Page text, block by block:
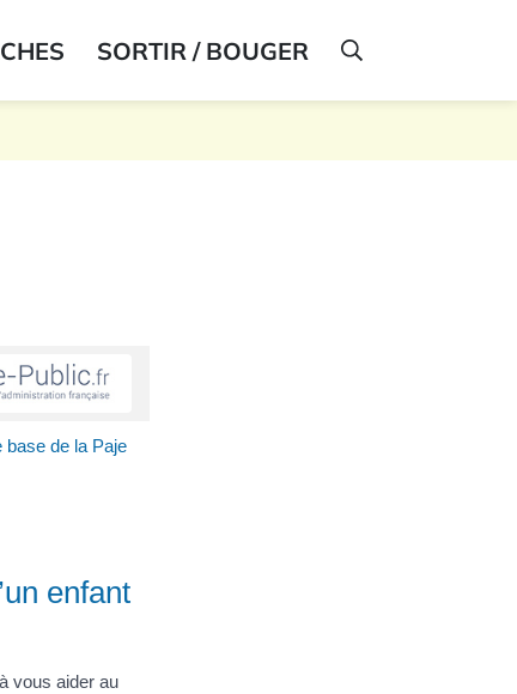
SORTIR / BOUGER AFFICHER LA
base de la Paje
enfant
vous aider au